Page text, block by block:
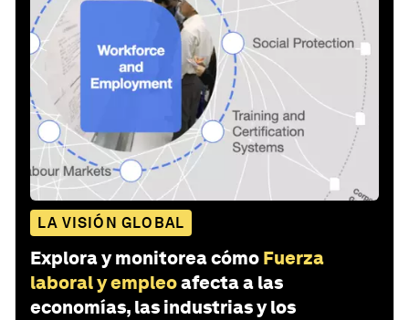
LA VISIÓN GLOBAL
Explora y monitorea cómo Fuerza
laboral y empleoafecta a las
economías, las industrias y los